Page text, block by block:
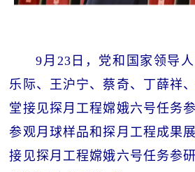
9月23日，党和国家领导人
乐际、王沪宁、蔡奇、丁薛祥
堂接见探月工程嫦娥六号任务
参观月球样品和探月工程成果
接见探月工程嫦娥六号任务参